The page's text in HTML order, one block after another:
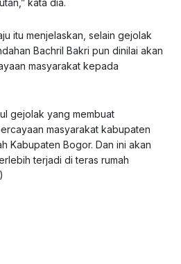
kata dia.
itu menjelaskan, selain gejolak
Bachril Bakri pun dinilai akan
masyarakat kepada
gejolak yang membuat
masyarakat kabupaten
Kabupaten Bogor. Dan ini akan
terjadi di teras rumah